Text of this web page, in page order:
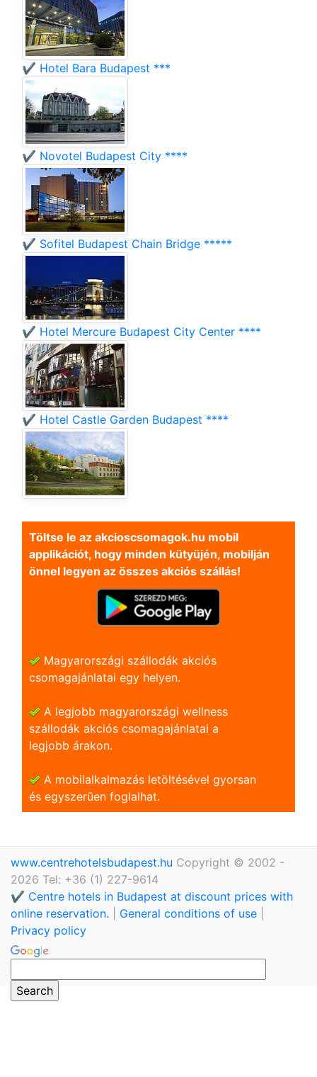
✔️ Hotel Bara Budapest ***
✔️ Novotel Budapest City ****
✔️ Sofitel Budapest Chain Bridge *****
✔️ Hotel Mercure Budapest City Center ****
✔️ Hotel Castle Garden Budapest ****
Töltse le az akcioscsomagok.hu mobil
applikációt, hogy minden kütyüjén, mobilján
önnel legyen az összes akciós szállás!
Magyarországi szállodák akciós
csomagajánlatai egy helyen.
A legjobb magyarországi wellness
szállodák akciós csomagajánlatai a
legjobb árakon.
A mobilalkalmazás letöltésével gyorsan
és egyszerũen foglalhat.
www.centrehotelsbudapest.hu Copyright © 2002 -
2026 Tel: +36 (1) 227-9614
✔️ Centre hotels in Budapest at discount prices with
online reservation.
General conditions of use
Privacy policy